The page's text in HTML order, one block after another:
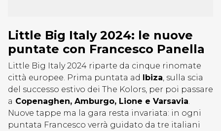
Little Big Italy 2024: le nuove
puntate con Francesco Panella
Little Big Italy 2024 riparte da cinque rinomate
città europee. Prima puntata ad Ibiza, sulla scia
del successo estivo dei The Kolors, per poi passare
a Copenaghen, Amburgo, Lione e Varsavia.
Nuove tappe ma la gara resta invariata: in ogni
puntata Francesco verrà guidato da tre italiani